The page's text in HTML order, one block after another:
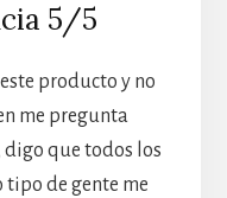
5/5
producto y no
me pregunta
digo que todos los
de gente me